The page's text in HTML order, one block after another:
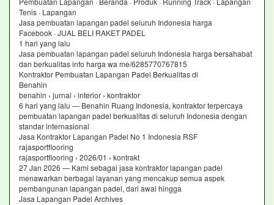
Tenis · Lapangan
Jasa pembuatan lapangan padel seluruh Indonesia harga
Facebook · JUAL BELI RAKET PADEL
1 hari yang lalu
Jasa pembuatan lapangan padel seluruh Indonesia harga bersahabat
dan berkualitas info harga wa me/6285770767815
Kontraktor Pembuatan Lapangan Padel Berkualitas di
Benahin
benahin › jurnal › interior › kontraktor
6 hari yang lalu — Benahin Ruang Indonesia, kontraktor terpercaya
pembuatan lapangan padel berkualitas di seluruh Indonesia dengan
standar internasional
Jasa Kontraktor Lapangan Padel No 1 Indonesia RSF
rajasportflooring
rajasportflooring › 2026/01 › kontrakt
27 Jan 2026 — Kami sebagai jasa kontraktor lapangan padel
menawarkan berbagai layanan yang mencakup semua aspek
pembangunan lapangan padel, dari awal hingga
Jasa Lapangan Padel Archives